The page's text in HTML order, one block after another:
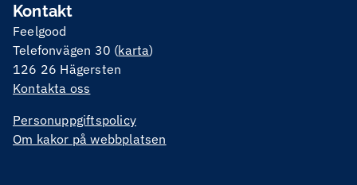
Kontakt
Feelgood
Telefonvägen 30 (karta)
126 26 Hägersten
Kontakta oss
Personuppgiftspolicy
Om kakor på webbplatsen